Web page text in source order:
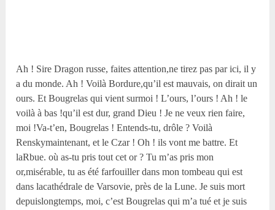
Ah ! Sire Dragon russe, faites attention,ne tirez pas par ici, il y
a du monde. Ah ! Voilà Bordure,qu’il est mauvais, on dirait un
ours. Et Bougrelas qui vient surmoi ! L’ours, l’ours ! Ah ! le
voilà à bas !qu’il est dur, grand Dieu ! Je ne veux rien faire,
moi !Va-t’en, Bougrelas ! Entends-tu, drôle ? Voilà
Renskymaintenant, et le Czar ! Oh ! ils vont me battre. Et
laRbue. où as-tu pris tout cet or ? Tu m’as pris mon
or,misérable, tu as été farfouiller dans mon tombeau qui est
dans lacathédrale de Varsovie, près de la Lune. Je suis mort
depuislongtemps, moi, c’est Bougrelas qui m’a tué et je suis